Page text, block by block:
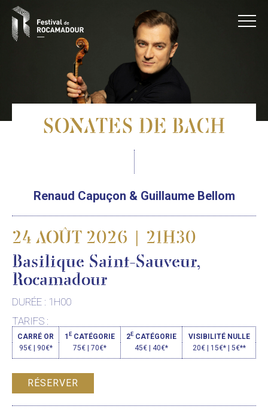
SONATES DE BACH
Renaud Capuçon & Guillaume Bellom
24 AOÛT 2026 | 21H30
Basilique Saint-Sauveur,
Rocamadour
DURÉE : 1H00
TARIFS :
CARRÉ OR 1 E CATÉGORIE 2 E CATÉGORIE
VISIBILITÉ NULLE
95€ | 90€*
75€ | 70€* 45€ | 40€* 20€ | 15€* | 5€**
RÉSERVER